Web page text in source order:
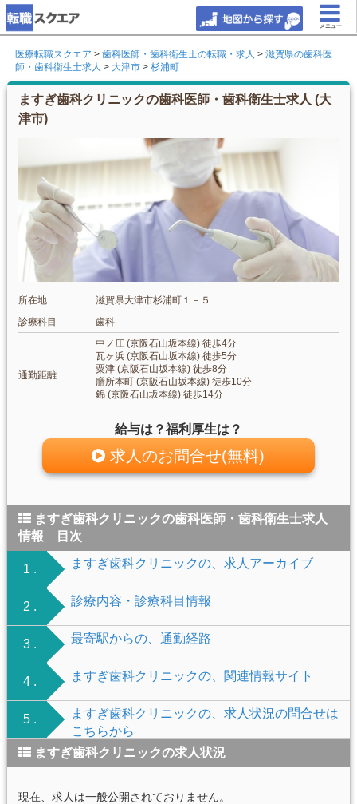
メニュー
医療転職スクエア > 歯科医師・歯科衛生士の転職・求人 > 滋賀県の歯科医
師・歯科衛生士求人 > 大津市 > 杉浦町
ますぎ歯科クリニックの歯科医師・歯科衛生士求人 (大
津市)
所在地
滋賀県大津市杉浦町１－５
診療科目
歯科
通勤距離
中ノ庄 (京阪石山坂本線) 徒歩4分
瓦ヶ浜 (京阪石山坂本線) 徒歩5分
粟津 (京阪石山坂本線) 徒歩8分
膳所本町 (京阪石山坂本線) 徒歩10分
錦 (京阪石山坂本線) 徒歩14分
給与は？福利厚生は？
求人のお問合せ(無料)
ますぎ歯科クリニックの歯科医師・歯科衛生士求人
情報 目次
1 . ますぎ歯科クリニックの、求人アーカイブ
2 . 診療内容・診療科目情報
3 . 最寄駅からの、通勤経路
4 . ますぎ歯科クリニックの、関連情報サイト
5 .
ますぎ歯科クリニックの、求人状況の問合せは
こちらから
ますぎ歯科クリニックの求人状況
現在、求人は一般公開されておりません。